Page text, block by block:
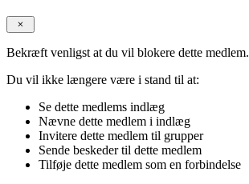
Bekræft venligst at du vil blokere dette medlem.
Du vil ikke længere være i stand til at:
Se dette medlems indlæg
Nævne dette medlem i indlæg
Invitere dette medlem til grupper
Sende beskeder til dette medlem
Tilføje dette medlem som en forbindelse